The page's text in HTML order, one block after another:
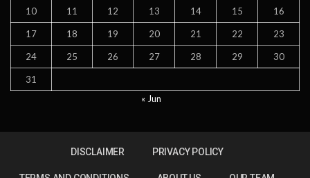
10 11 12 13 14 15 16
17 18 19 20 21 22 23
24 25 26 27 28 29 30
31
« Jun
DISCLAIMER PRIVACY POLICY